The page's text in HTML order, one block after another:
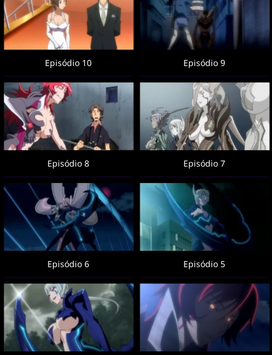
Episódio 10 Episódio 9
Episódio 8 Episódio 7
Episódio 6 Episódio 5